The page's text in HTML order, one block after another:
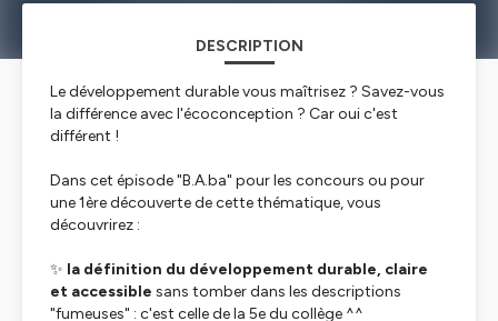
DESCRIPTION
Le développement durable vous maîtrisez ? Savez-vous
la différence avec l'écoconception ? Car oui c'est
différent !
Dans cet épisode "B.A.ba" pour les concours ou pour
une 1ère découverte de cette thématique, vous
découvrirez :
✨ la définition du développement durable, claire
et accessible sans tomber dans les descriptions
"fumeuses" : c'est celle de la 5e du collège ^^